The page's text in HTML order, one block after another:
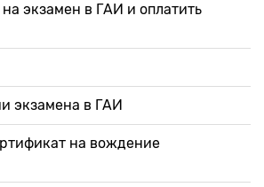
на экзамен в ГАИ и оплатить
экзамена в ГАИ
на вождение